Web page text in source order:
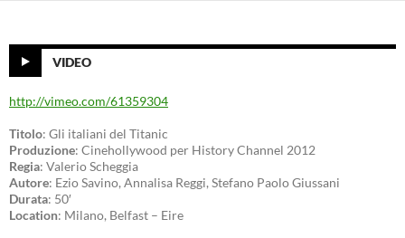
VIDEO
http://vimeo.com/61359304
Titolo: Gli italiani del Titanic
Produzione: Cinehollywood per History Channel 2012
Regia: Valerio Scheggia
Autore: Ezio Savino, Annalisa Reggi, Stefano Paolo Giussani
Durata: 50′
Location: Milano, Belfast – Eire